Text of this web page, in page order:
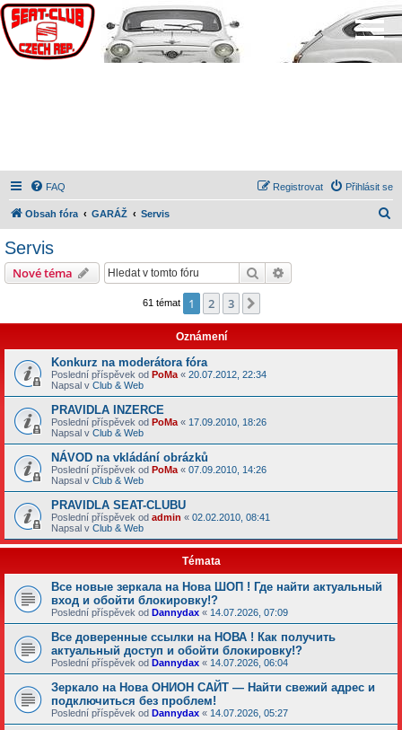
FAQ Přihlásit se
Registrovat
Obsah fóra GARÁŽ Servis
Servis
Nové téma Hledat
61 témat 1 2 3
Oznámení
Konkurz na moderátora fóra
Poslední příspěvek od PoMa « 20.07.2012, 22:34
Napsal v Club & Web
PRAVIDLA INZERCE
Poslední příspěvek od PoMa « 17.09.2010, 18:26
Napsal v Club & Web
NÁVOD na vkládání obrázků
Poslední příspěvek od PoMa « 07.09.2010, 14:26
Napsal v Club & Web
PRAVIDLA SEAT-CLUBU
Poslední příspěvek od admin « 02.02.2010, 08:41
Napsal v Club & Web
Témata
Все новые зеркала на Нова ШОП ! Где найти актуальный
вход и обойти блокировку!?
Poslední příspěvek od Dannydax « 14.07.2026, 07:09
Все доверенные ссылки на НОВА ! Как получить
актуальный доступ и обойти блокировку!?
Poslední příspěvek od Dannydax « 14.07.2026, 06:04
Зеркало на Нова ОНИОН САЙТ — Найти свежий адрес и
подключиться без проблем!
Poslední příspěvek od Dannydax « 14.07.2026, 05:27